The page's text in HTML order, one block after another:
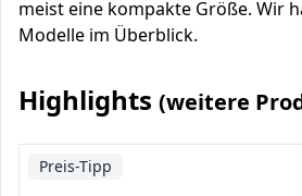
meist eine kompakte Größe. Wir
Modelle im Überblick.
Highlights (weitere
Preis-Tipp